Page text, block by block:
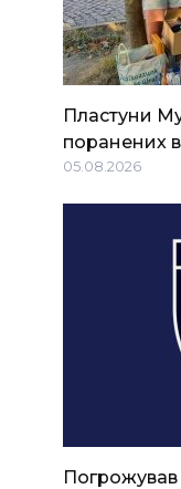
Пластуни
поранених
05.08.2026